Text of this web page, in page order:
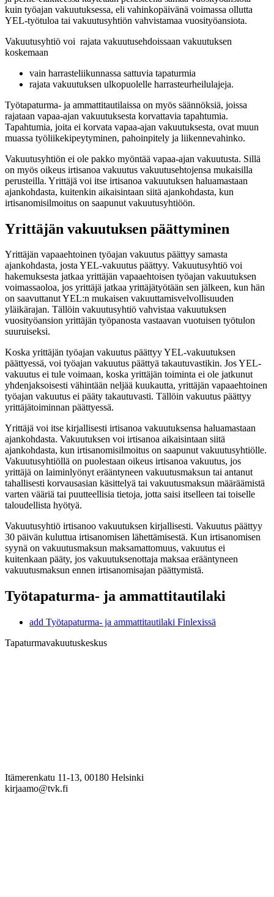
kuin työajan vakuutuksessa, eli vahinkopäivänä voimassa ollutta
YEL-työtuloa tai vakuutusyhtiön vahvistamaa vuosityöansiota.
Vakuutusyhtiö voi rajata vakuutusehdoissaan vakuutuksen
koskemaan
vain harrasteliikunnassa sattuvia tapaturmia
rajata vakuutuksen ulkopuolelle harrasteurheilulajeja.
Työtapaturma- ja ammattitautilaissa on myös säännöksiä, joissa
rajataan vapaa-ajan vakuutuksesta korvattavia tapahtumia.
Tapahtumia, joita ei korvata vapaa-ajan vakuutuksesta, ovat muun
muassa työliikekipeytyminen, pahoinpitely ja liikennevahinko.
Vakuutusyhtiön ei ole pakko myöntää vapaa-ajan vakuutusta. Sillä
on myös oikeus irtisanoa vakuutus vakuutusehtojensa mukaisilla
perusteilla. Yrittäjä voi itse irtisanoa vakuutuksen haluamastaan
ajankohdasta, kuitenkin aikaisintaan siitä ajankohdasta, kun
irtisanomisilmoitus on saapunut vakuutusyhtiöön.
Yrittäjän vakuutuksen päättyminen
Yrittäjän vapaaehtoinen työajan vakuutus päättyy samasta
ajankohdasta, josta YEL-vakuutus päättyy. Vakuutusyhtiö voi
hakemuksesta jatkaa yrittäjän vapaaehtoisen työajan vakuutuksen
voimassaoloa, jos yrittäjä jatkaa yrittäjätyötään sen jälkeen, kun hän
on saavuttanut YEL:n mukaisen vakuuttamisvelvollisuuden
yläikärajan. Tällöin vakuutusyhtiö vahvistaa vakuutuksen
vuosityöansion yrittäjän työpanosta vastaavan vuotuisen työtulon
suuruiseksi.
Koska yrittäjän työajan vakuutus päättyy YEL-vakuutuksen
päättyessä, voi työajan vakuutus päättyä takautuvastikin. Jos YEL-
vakuutus ei tule voimaan, koska yrittäjän toiminta ei ole jatkunut
yhdenjaksoisesti vähintään neljää kuukautta, yrittäjän vapaaehtoinen
työajan vakuutus ei pääty takautuvasti. Tällöin vakuutus päättyy
yrittäjätoiminnan päättyessä.
Yrittäjä voi itse kirjallisesti irtisanoa vakuutuksensa haluamastaan
ajankohdasta. Vakuutuksen voi irtisanoa aikaisintaan siitä
ajankohdasta, kun irtisanomisilmoitus on saapunut vakuutusyhtiölle.
Vakuutusyhtiöllä on puolestaan oikeus irtisanoa vakuutus, jos
yrittäjä on laiminlyönyt erääntyneen vakuutusmaksun tai antanut
tahallisesti korvausasian käsittelyä tai vakuutusmaksun määräämistä
varten vääriä tai puutteellisia tietoja, jotta saisi itselleen tai toiselle
taloudellista hyötyä.
Vakuutusyhtiö irtisanoo vakuutuksen kirjallisesti. Vakuutus päättyy
30 päivän kuluttua irtisanomisen lähettämisestä. Kun irtisanomisen
syynä on vakuutusmaksun maksamattomuus, vakuutus ei
kuitenkaan pääty, jos vakuutuksenottaja maksaa erääntyneen
vakuutusmaksun ennen irtisanomisajan päättymistä.
Työtapaturma- ja ammattitautilaki
add Työtapaturma- ja ammattitautilaki Finlexissä
Tapaturmavakuutuskeskus
Itämerenkatu 11-13, 00180 Helsinki
kirjaamo@tvk.fi